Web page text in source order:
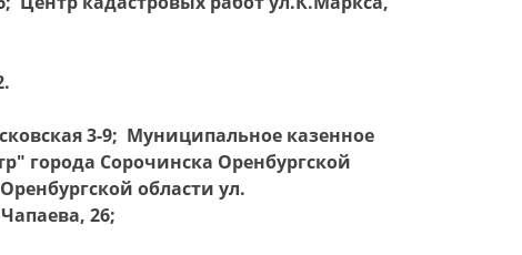
3-9; Муниципальное казенное
города Сорочинска Оренбургской
области ул.
26;